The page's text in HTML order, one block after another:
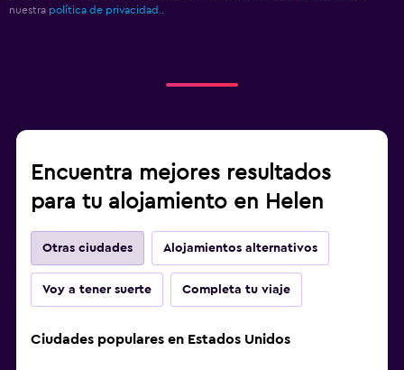
nuestra política de privacidad.
Encuentra mejores resultados
para tu alojamiento en Helen
Otras ciudades Alojamientos alternativos
Voy a tener suerte Completa tu viaje
Ciudades populares en Estados Unidos